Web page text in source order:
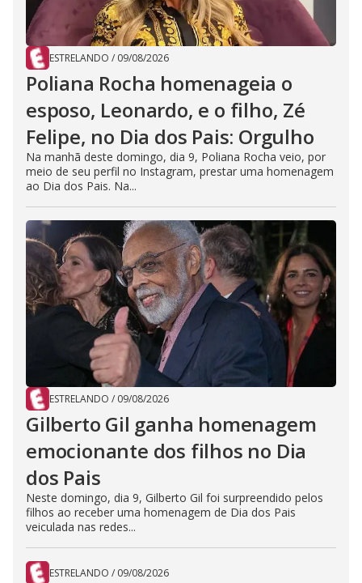
ESTRELANDO / 09/08/2026
Poliana Rocha homenageia o
esposo, Leonardo, e o filho, Zé
Felipe, no Dia dos Pais: Orgulho
Na manhã deste domingo, dia 9, Poliana Rocha veio, por
meio de seu perfil no Instagram, prestar uma homenagem
ao Dia dos Pais. Na...
ESTRELANDO / 09/08/2026
Gilberto Gil ganha homenagem
emocionante dos filhos no Dia
dos Pais
Neste domingo, dia 9, Gilberto Gil foi surpreendido pelos
filhos ao receber uma homenagem de Dia dos Pais
veiculada nas redes...
ESTRELANDO / 09/08/2026